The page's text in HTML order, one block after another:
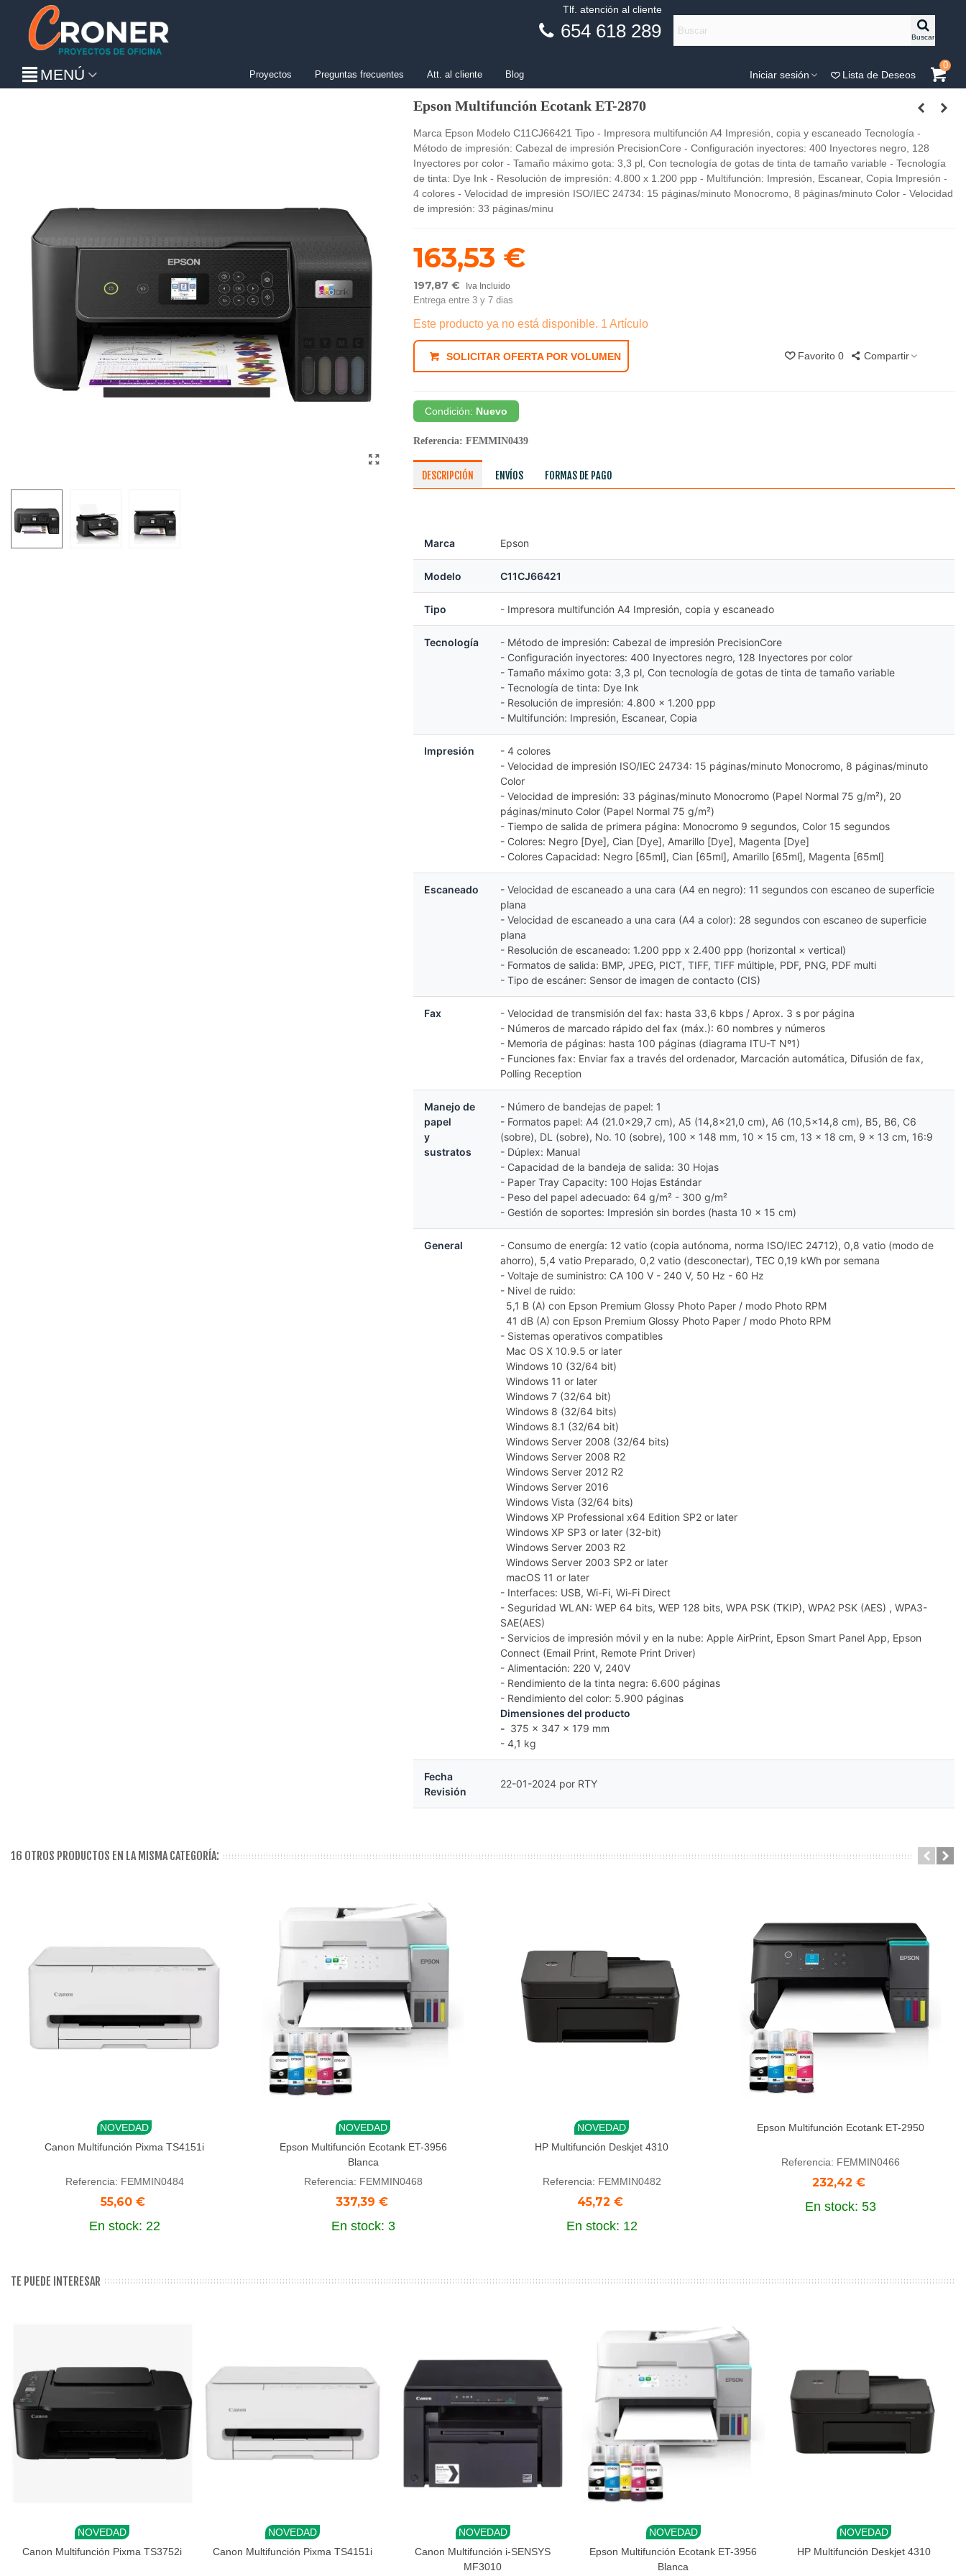
Tlf. atención al cliente
654 618 289 Buscar
MENÚ Proyectos Preguntas frecuentes Att. al cliente Blog Iniciar sesión Lista de Deseos
0
Epson Multifunción Ecotank ET-2870
Marca Epson Modelo C11CJ66421 Tipo - Impresora multifunción A4 Impresión, copia y escaneado Tecnología -
Método de impresión: Cabezal de impresión PrecisionCore - Configuración inyectores: 400 Inyectores negro, 128
Inyectores por color - Tamaño máximo gota: 3,3 pl, Con tecnología de gotas de tinta de tamaño variable - Tecnología
de tinta: Dye Ink - Resolución de impresión: 4.800 x 1.200 ppp - Multifunción: Impresión, Escanear, Copia Impresión -
4 colores - Velocidad de impresión ISO/IEC 24734: 15 páginas/minuto Monocromo, 8 páginas/minuto Color - Velocidad
de impresión: 33 páginas/minu
163,53 €
197,87 € Iva Incluido
Entrega entre 3 y 7 dias
Este producto ya no está disponible. 1 Artículo
SOLICITAR OFERTA POR VOLUMEN Favorito 0 Compartir
Condición: Nuevo
Referencia: FEMMIN0439
DESCRIPCIÓN ENVÍOS FORMAS DE PAGO
Marca Epson
Modelo C11CJ66421
Tipo - Impresora multifunción A4 Impresión, copia y escaneado
Tecnología
- Método de impresión: Cabezal de impresión PrecisionCore
- Configuración inyectores: 400 Inyectores negro, 128 Inyectores por color
- Tamaño máximo gota: 3,3 pl, Con tecnología de gotas de tinta de tamaño variable
- Tecnología de tinta: Dye Ink
- Resolución de impresión: 4.800 x 1.200 ppp
- Multifunción: Impresión, Escanear, Copia
Impresión
- 4 colores
- Velocidad de impresión ISO/IEC 24734: 15 páginas/minuto Monocromo, 8 páginas/minuto
Color
- Velocidad de impresión: 33 páginas/minuto Monocromo (Papel Normal 75 g/m²), 20
páginas/minuto Color (Papel Normal 75 g/m²)
- Tiempo de salida de primera página: Monocromo 9 segundos, Color 15 segundos
- Colores: Negro [Dye], Cian [Dye], Amarillo [Dye], Magenta [Dye]
- Colores Capacidad: Negro [65ml], Cian [65ml], Amarillo [65ml], Magenta [65ml]
Escaneado
- Velocidad de escaneado a una cara (A4 en negro): 11 segundos con escaneo de superficie
plana
- Velocidad de escaneado a una cara (A4 a color): 28 segundos con escaneo de superficie
plana
- Resolución de escaneado: 1.200 ppp x 2.400 ppp (horizontal × vertical)
- Formatos de salida: BMP, JPEG, PICT, TIFF, TIFF múltiple, PDF, PNG, PDF multi
- Tipo de escáner: Sensor de imagen de contacto (CIS)
Fax
- Velocidad de transmisión del fax: hasta 33,6 kbps / Aprox. 3 s por página
- Números de marcado rápido del fax (máx.): 60 nombres y números
- Memoria de páginas: hasta 100 páginas (diagrama ITU-T Nº1)
- Funciones fax: Enviar fax a través del ordenador, Marcación automática, Difusión de fax,
Polling Reception
Manejo de
papel
y
sustratos
- Número de bandejas de papel: 1
- Formatos papel: A4 (21.0x29,7 cm), A5 (14,8x21,0 cm), A6 (10,5x14,8 cm), B5, B6, C6
(sobre), DL (sobre), No. 10 (sobre), 100 x 148 mm, 10 x 15 cm, 13 x 18 cm, 9 x 13 cm, 16:9
- Dúplex: Manual
- Capacidad de la bandeja de salida: 30 Hojas
- Paper Tray Capacity: 100 Hojas Estándar
- Peso del papel adecuado: 64 g/m² - 300 g/m²
- Gestión de soportes: Impresión sin bordes (hasta 10 x 15 cm)
General
- Consumo de energía: 12 vatio (copia autónoma, norma ISO/IEC 24712), 0,8 vatio (modo de
ahorro), 5,4 vatio Preparado, 0,2 vatio (desconectar), TEC 0,19 kWh por semana
- Voltaje de suministro: CA 100 V - 240 V, 50 Hz - 60 Hz
- Nivel de ruido:
5,1 B (A) con Epson Premium Glossy Photo Paper / modo Photo RPM
41 dB (A) con Epson Premium Glossy Photo Paper / modo Photo RPM
- Sistemas operativos compatibles
Mac OS X 10.9.5 or later
Windows 10 (32/64 bit)
Windows 11 or later
Windows 7 (32/64 bit)
Windows 8 (32/64 bits)
Windows 8.1 (32/64 bit)
Windows Server 2008 (32/64 bits)
Windows Server 2008 R2
Windows Server 2012 R2
Windows Server 2016
Windows Vista (32/64 bits)
Windows XP Professional x64 Edition SP2 or later
Windows XP SP3 or later (32-bit)
Windows Server 2003 R2
Windows Server 2003 SP2 or later
macOS 11 or later
- Interfaces: USB, Wi-Fi, Wi-Fi Direct
- Seguridad WLAN: WEP 64 bits, WEP 128 bits, WPA PSK (TKIP), WPA2 PSK (AES) , WPA3-
SAE(AES)
- Servicios de impresión móvil y en la nube: Apple AirPrint, Epson Smart Panel App, Epson
Connect (Email Print, Remote Print Driver)
- Alimentación: 220 V, 240V
- Rendimiento de la tinta negra: 6.600 páginas
- Rendimiento del color: 5.900 páginas
Dimensiones del producto
- 375‎ x 347 x 179 mm
- 4,1 kg
Fecha
Revisión
22-01-2024 por RTY
16 OTROS PRODUCTOS EN LA MISMA CATEGORÍA:
Añadir al carrito
NOVEDAD
Canon Multifunción Pixma TS4151i
Referencia: FEMMIN0484
55,60 €
En stock: 22
Añadir al carrito
NOVEDAD
Epson Multifunción Ecotank ET-3956
Blanca
Referencia: FEMMIN0468
337,39 €
En stock: 3
Añadir al carrito
NOVEDAD
HP Multifunción Deskjet 4310
Referencia: FEMMIN0482
45,72 €
En stock: 12
Añadir al carrito
Epson Multifunción Ecotank ET-2950
Referencia: FEMMIN0466
232,42 €
En stock: 53
TE PUEDE INTERESAR
Añadir al carrito
NOVEDAD
Canon Multifunción Pixma TS3752i
Añadir al carrito
NOVEDAD
Canon Multifunción Pixma TS4151i
Añadir al carrito
NOVEDAD
Canon Multifunción i-SENSYS
MF3010
Añadir al carrito
NOVEDAD
Epson Multifunción Ecotank ET-3956
Blanca
Añadir al carrito
NOVEDAD
HP Multifunción Deskjet 4310